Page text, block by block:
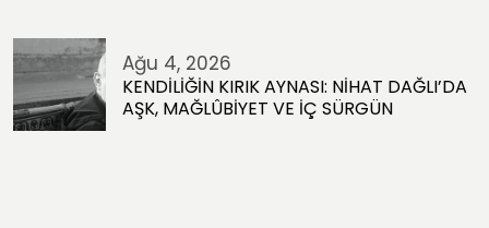
Ağu 4, 2026
KENDİLİĞİN KIRIK AYNASI: NİHAT DAĞLI’DA
AŞK, MAĞLÛBİYET VE İÇ SÜRGÜN